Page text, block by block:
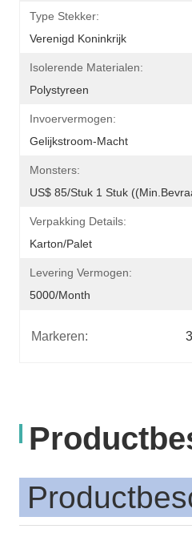
Type Stekker:
Verenigd Koninkrijk
Isolerende Materialen:
Polystyreen
Invoervermogen:
Gelijkstroom-Macht
Monsters:
US$ 85/stuk 1 Stuk
Verpakking Details:
Karton/palet
Levering Vermogen:
5000/month
Markeren: